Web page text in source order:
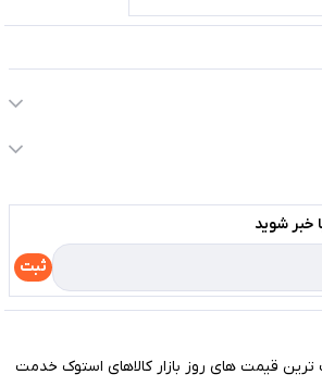
خبر شوید
ثبت
قیمت های روز بازار کالاهای استوک خدمت